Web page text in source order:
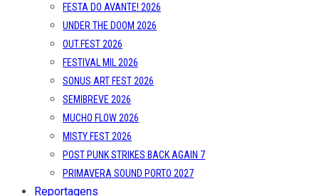
FESTA DO AVANTE! 2026
UNDER THE DOOM 2026
OUT.FEST 2026
FESTIVAL MIL 2026
SONUS ART FEST 2026
SEMIBREVE 2026
MUCHO FLOW 2026
MISTY FEST 2026
POST PUNK STRIKES BACK AGAIN 7
PRIMAVERA SOUND PORTO 2027
Reportagens